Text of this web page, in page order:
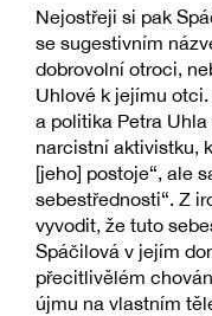
Nejostřeji si pak
se sugestivním
dobrovolní otroci,
Uhlové k jejímu
a politika Petra
narcistní aktivistku,
[jeho] postoje“, ale
sebestřednosti“. Z
vyvodit, že tuto
Spáčilová v jejím
přecitlivělém
újmu na vlastním